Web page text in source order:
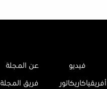
فيديو
كاريكاتور
عن المجلة
فريق المجلة